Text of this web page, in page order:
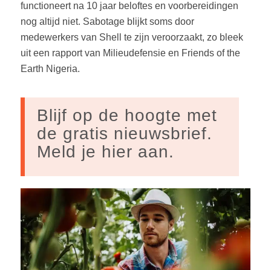
functioneert na 10 jaar beloftes en voorbereidingen
nog altijd niet. Sabotage blijkt soms door
medewerkers van Shell te zijn veroorzaakt, zo bleek
uit een rapport van Milieudefensie en Friends of the
Earth Nigeria.
Blijf op de hoogte met
de gratis nieuwsbrief.
Meld je hier aan.